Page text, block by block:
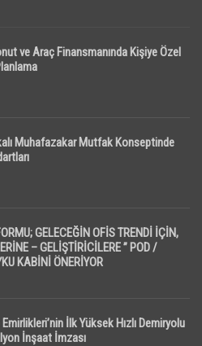
ve Araç Finansmanında Kişiye Özel
Muhafazakar Mutfak Konseptinde
GELECEĞİN OFİS TRENDİ İÇİN,
– GELİŞTİRİCİLERE ” POD /
KABİNİ ÖNERİYOR
İlk Yüksek Hızlı Demiryolu
İnşaat İmzası